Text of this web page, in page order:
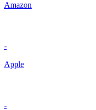
Amazon
-
Apple
-